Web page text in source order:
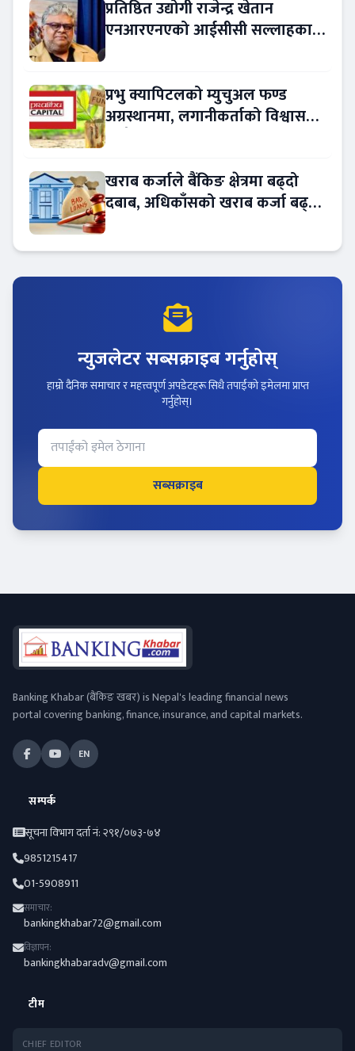
प्रतिष्ठित उद्योगी राजेन्द्र खेतान
एनआरएनएको आईसीसी सल्लाहकार
प्रभु क्यापिटलको म्युचुअल फण्ड
अग्रस्थानमा, लगानीकर्ताको विश्वास
खराब कर्जाले बैंकिङ क्षेत्रमा बढ्दो
दबाब, अधिकाँसको खराब कर्जा बढ्दो
न्युजलेटर सब्सक्राइब गर्नुहोस्
हाम्रो दैनिक समाचार र महत्त्वपूर्ण अपडेटहरू सिधै तपाईंको इमेलमा प्राप्त
गर्नुहोस्।
सब्सक्राइब
Banking Khabar (बैंकिङ खबर) is Nepal's leading financial news
portal covering banking, finance, insurance, and capital markets.
EN
सम्पर्क
सूचना विभाग दर्ता नं: २९१/०७३-७४
9851215417
01-5908911
समाचार:
bankingkhabar72@gmail.com
विज्ञापन:
bankingkhabaradv@gmail.com
टीम
CHIEF EDITOR